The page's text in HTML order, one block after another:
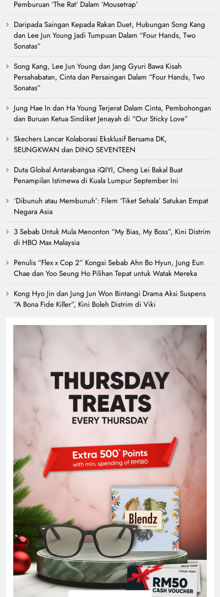
Pemburuan ‘The Rat’ Dalam ‘Mousetrap’
Daripada Saingan Kepada Rakan Duet, Hubungan Song Kang
dan Lee Jun Young Jadi Tumpuan Dalam “Four Hands, Two
Sonatas”
Song Kang, Lee Jun Young dan Jang Gyuri Bawa Kisah
Persahabatan, Cinta dan Persaingan Dalam “Four Hands, Two
Sonatas”
Jung Hae In dan Ha Young Terjerat Dalam Cinta, Pembohongan
dan Buruan Ketua Sindiket Jenayah di “Our Sticky Love”
Skechers Lancar Kolaborasi Eksklusif Bersama DK,
SEUNGKWAN dan DINO SEVENTEEN
Duta Global Antarabangsa iQIYI, Cheng Lei Bakal Buat
Penampilan Istimewa di Kuala Lumpur September Ini
‘Dibunuh atau Membunuh’: Filem ‘Tiket Sehala’ Satukan Empat
Negara Asia
3 Sebab Untuk Mula Menonton “My Bias, My Boss”, Kini Distrim
di HBO Max Malaysia
Penulis “Flex x Cop 2” Kongsi Sebab Ahn Bo Hyun, Jung Eun
Chae dan Yoo Seung Ho Pilihan Tepat untuk Watak Mereka
Kong Hyo Jin dan Jung Jun Won Bintangi Drama Aksi Suspens
“A Bona Fide Killer”, Kini Boleh Distrim di Viki